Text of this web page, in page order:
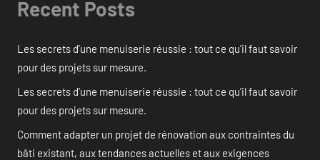
Recent Posts
Les secrets d’une menuiserie réussie : tout ce qu’il faut savoir
pour des projets sur mesure.
Les secrets d’une menuiserie réussie : tout ce qu’il faut savoir
pour des projets sur mesure.
Comment adapter un projet de rénovation aux contraintes du
bâti existant, aux tendances actuelles et aux exigences